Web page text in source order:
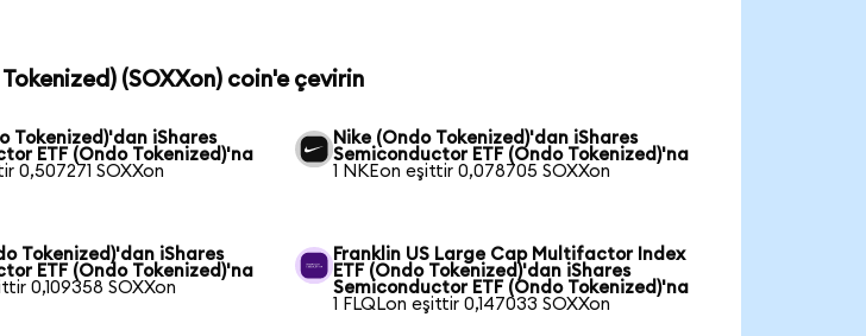
(SOXXon) coin'e çevirin
Tokenized)'dan iShares
ETF (Ondo Tokenized)'na
0,507271 SOXXon
Nike (Ondo Tokenized)'dan iShares
Semiconductor ETF (Ondo Tokenized)'na
1 NKEon eşittir 0,078705 SOXXon
Tokenized)'dan iShares
ETF (Ondo Tokenized)'na
0,109358 SOXXon
Franklin US Large Cap Multifactor Index
ETF (Ondo Tokenized)'dan iShares
Semiconductor ETF (Ondo Tokenized)'na
1 FLQLon eşittir 0,147033 SOXXon